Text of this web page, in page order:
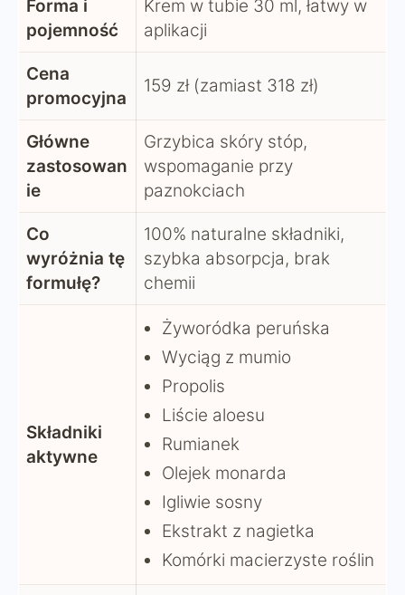
Forma i
pojemność
Krem w tubie 30 ml, łatwy w
aplikacji
Cena
promocyjna
159 zł (zamiast 318 zł)
Główne
zastosowan
ie
Grzybica skóry stóp,
wspomaganie przy
paznokciach
Co
wyróżnia tę
formułę?
100% naturalne składniki,
szybka absorpcja, brak
chemii
Składniki
aktywne
Żyworódka peruńska
Wyciąg z mumio
Propolis
Liście aloesu
Rumianek
Olejek monarda
Igliwie sosny
Ekstrakt z nagietka
Komórki macierzyste roślin